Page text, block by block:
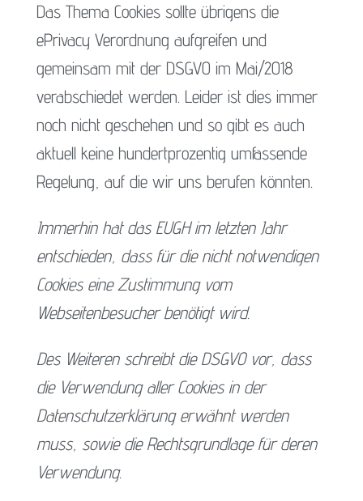
Das Thema Cookies sollte übrigens die
ePrivacy Verordnung aufgreifen und
gemeinsam mit der DSGVO im Mai/2018
verabschiedet werden. Leider ist dies immer
noch nicht geschehen und so gibt es auch
aktuell keine hundertprozentig umfassende
Regelung, auf die wir uns berufen könnten.
Immerhin hat das EUGH im letzten Jahr
entschieden, dass für die nicht notwendigen
Cookies eine Zustimmung vom
Webseitenbesucher benötigt wird.
Des Weiteren schreibt die DSGVO vor, dass
die Verwendung aller Cookies in der
Datenschutzerklärung erwähnt werden
muss, sowie die Rechtsgrundlage für deren
Verwendung.